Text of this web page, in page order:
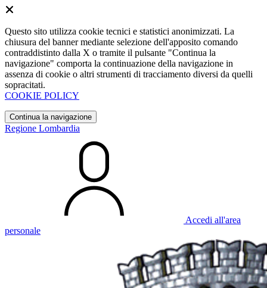
Questo sito utilizza cookie tecnici e statistici anonimizzati. La
chiusura del banner mediante selezione dell'apposito comando
contraddistinto dalla X o tramite il pulsante "Continua la
navigazione" comporta la continuazione della navigazione in
assenza di cookie o altri strumenti di tracciamento diversi da quelli
sopracitati.
COOKIE POLICY
Continua la navigazione
Regione Lombardia
Accedi all'area
personale